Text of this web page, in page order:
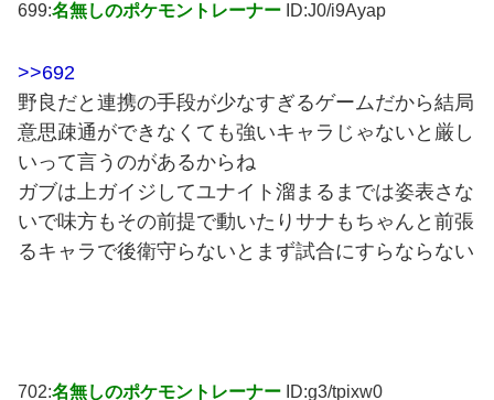
699:名無しのポケモントレーナー ID:J0/i9Ayap
>>692
野良だと連携の手段が少なすぎるゲームだから結局
意思疎通ができなくても強いキャラじゃないと厳し
いって言うのがあるからね
ガブは上ガイジしてユナイト溜まるまでは姿表さな
いで味方もその前提で動いたりサナもちゃんと前張
るキャラで後衛守らないとまず試合にすらならない
702:名無しのポケモントレーナー ID:g3/tpixw0